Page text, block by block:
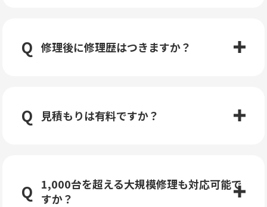
修理後に修理歴はつきますか？
見積もりは有料ですか？
1,000台を超える大規模修理も対応可能で
すか？